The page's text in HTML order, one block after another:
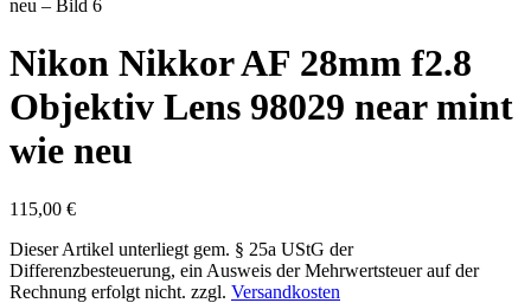
Nikon Nikkor AF 28mm f2.8
Objektiv Lens 98029 near mint
wie neu
115,00 €
Dieser Artikel unterliegt gem. § 25a UStG der
Differenzbesteuerung, ein Ausweis der Mehrwertsteuer auf der
Rechnung erfolgt nicht. zzgl. Versandkosten